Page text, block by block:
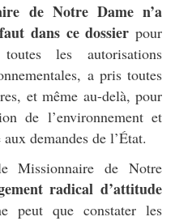
de Notre Dame n’a
dans ce dossier pour
les autorisations
a pris toutes
et même au-delà, pour
de l’environnement et
demandes de l’État.
Missionnaire de Notre
radical d’attitude
peut que constater les